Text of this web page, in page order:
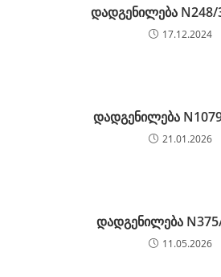
დადგენილება N248/
17.12.2024
დადგენილება
21.01.2026
დადგენილება
11.05.2026